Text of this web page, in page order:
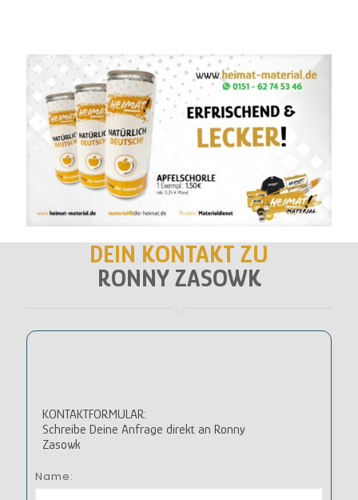
DEIN KONTAKT ZU
RONNY ZASOWK
KONTAKTFORMULAR:
Schreibe Deine Anfrage direkt an Ronny
Zasowk
Name: